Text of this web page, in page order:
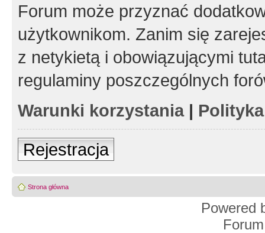
Forum może przyznać
użytkownikom. Zanim się
z netykietą i obowiązującymi
regulaminy poszczególnych
Warunki korzystania|
Rejestracja
Strona główna
Powered